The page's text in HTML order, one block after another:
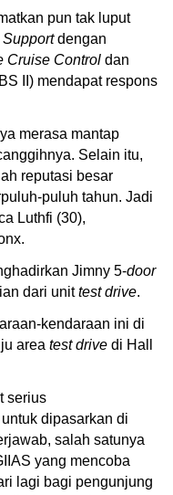
pun tak luput
dengan
Cruise Control dan
II) mendapat respons
merasa mantap
Selain itu,
reputasi besar
puluh tahun. Jadi
Luthfi (30),
Jimny 5-door
dari unittest drive.
kendaraan ini di
area test drive di Hall
serius
dipasarkan di
salah satunya
yang mencoba
lagi bagi pengunjung